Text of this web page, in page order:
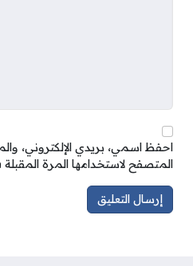
احفظ اسمي، بريدي الإلكتروني،
المتصفح لاستخدامها المرة